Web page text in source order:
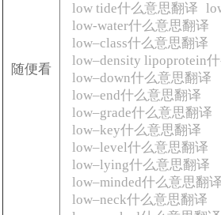
随便看
low tide什么意思翻译
low-water什么意思翻译
low–class什么意思翻译
low–density lipoprotein
low–down什么意思翻译
low–end什么意思翻译
low–grade什么意思翻译
low–key什么意思翻译
low–level什么意思翻译
low–lying什么意思翻译
low–minded什么意思翻译
low–neck什么意思翻译